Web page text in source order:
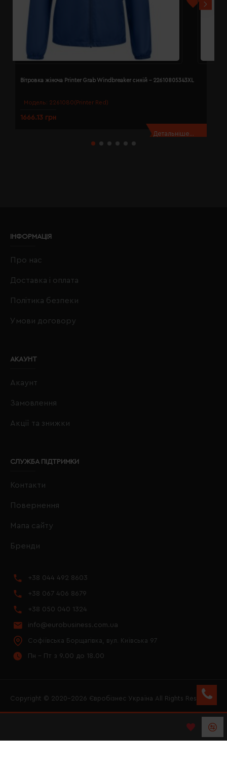
Модель: 2261080(Printer Red)
Вітровка жіноча Printer Grab Windbreaker синій - 22610805343XL
1666.13 грн
Детальніше...
ІНФОРМАЦІЯ
Про нас
Доставка і оплата
Політика безпеки
Умови договору
АКАУНТ
Акаунт
Замовлення
Акції та знижки
СЛУЖБА ПІДТРИМКИ
Контакти
Повернення
Мапа сайту
Бренди
+38 044 492 8603
+38 067 406 8679
+38 050 040 1324
info@eurobusiness.com.ua
Софіївська Борщагівка, вул. Київська 97
Пн - Пт з 9.00 до 18.00
Copyright © 2020–2026 Євробізнес Україна All Rights Reserved
LOGO ЄВРОБІЗНЕС